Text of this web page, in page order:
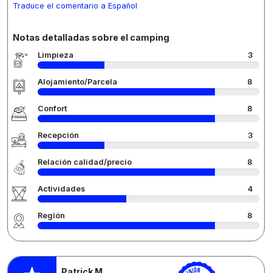
Traduce el comentario a Español
Notas detalladas sobre el camping
Limpieza 3
Alojamiento/Parcela 8
Confort 8
Recepción 3
Relación calidad/precio 8
Actividades 4
Región 8